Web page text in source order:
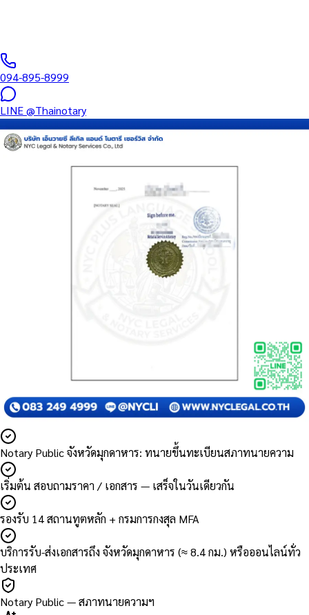
094-895-8999
LINE@Thainotary
Notary Public จังหวัดมุกดาหาร: ทนายขึ้นทะเบียนสภาทนายความ
เริ่มต้น สอบถามราคา / เอกสาร — เสร็จในวันเดียวกัน
รองรับ 14 สถานทูตหลัก + กรมการกงสุล MFA
บริการรับ-ส่งเอกสารถึง จังหวัดมุกดาหาร (≈ 8.4 กม.) หรือออนไลน์ทั่ว
ประเทศ
Notary Public — สภาทนายความฯ